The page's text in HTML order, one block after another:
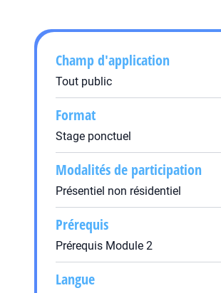
Champ d'application
Tout public
Format
Stage ponctuel
Modalités de participation
Présentiel non résidentiel
Prérequis
Prérequis Module 2
Langue